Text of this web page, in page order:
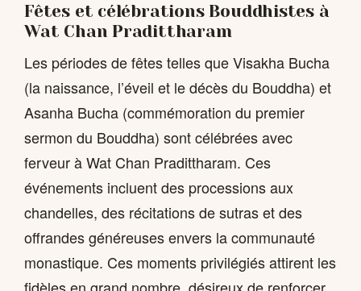
Fêtes et célébrations Bouddhistes à
Wat Chan Pradittharam
Les périodes de fêtes telles que Visakha Bucha
(la naissance, l’éveil et le décès du Bouddha) et
Asanha Bucha (commémoration du premier
sermon du Bouddha) sont célébrées avec
ferveur à Wat Chan Pradittharam. Ces
événements incluent des processions aux
chandelles, des récitations de sutras et des
offrandes généreuses envers la communauté
monastique. Ces moments privilégiés attirent les